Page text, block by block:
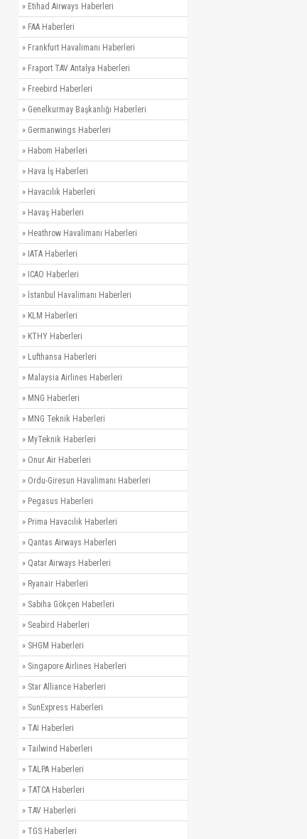
» Etihad Airways Haberleri
» FAA Haberleri
» Frankfurt Havalimanı Haberleri
» Fraport TAV Antalya Haberleri
» Freebird Haberleri
» Genelkurmay Başkanlığı Haberleri
» Germanwings Haberleri
» Habom Haberleri
» Hava İş Haberleri
» Havacılık Haberleri
» Havaş Haberleri
» Heathrow Havalimanı Haberleri
» IATA Haberleri
» ICAO Haberleri
» İstanbul Havalimanı Haberleri
» KLM Haberleri
» KTHY Haberleri
» Lufthansa Haberleri
» Malaysia Airlines Haberleri
» MNG Haberleri
» MNG Teknik Haberleri
» MyTeknik Haberleri
» Onur Air Haberleri
» Ordu-Giresun Havalimanı Haberleri
» Pegasus Haberleri
» Prima Havacılık Haberleri
» Qantas Airways Haberleri
» Qatar Airways Haberleri
» Ryanair Haberleri
» Sabiha Gökçen Haberleri
» Seabird Haberleri
» SHGM Haberleri
» Singapore Airlines Haberleri
» Star Alliance Haberleri
» SunExpress Haberleri
» TAI Haberleri
» Tailwind Haberleri
» TALPA Haberleri
» TATCA Haberleri
» TAV Haberleri
» TGS Haberleri